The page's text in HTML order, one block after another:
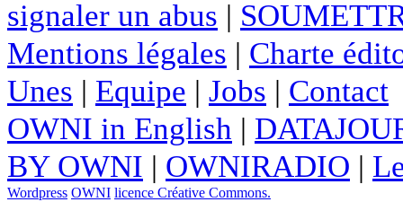
signaler un abus |
Mentions légales | Charte
Unes | Equipe | Jobs | Contact
OWNI in English |
BY OWNI | OWNIRADIO |
Wordpress OWNI licence Créative Commons.